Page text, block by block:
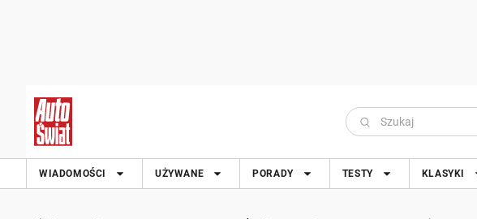
WIADOMOŚCI UŻYWANE PORADY TESTY KLASYKI